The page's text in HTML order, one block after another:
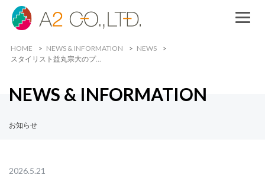
HOME NEWS & INFORMATION
NEWS
スタイリスト益丸宗大のプ…
NEWS & INFORMATION
お知らせ
2026.5.21